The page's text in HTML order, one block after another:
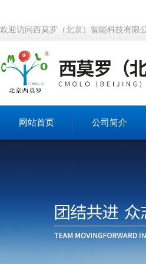
欢迎访问西莫罗（北京）智能科技有限
网站首页 公司简介